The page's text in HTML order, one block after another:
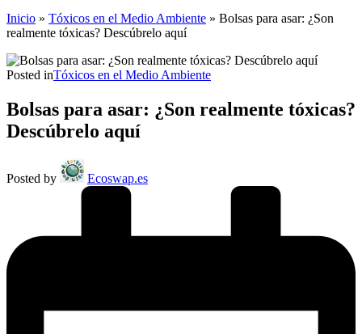
Inicio » Tóxicos en el Medio Ambiente » Bolsas para asar: ¿Son
realmente tóxicas? Descúbrelo aquí
Posted inTóxicos en el Medio Ambiente
Bolsas para asar: ¿Son realmente tóxicas?
Descúbrelo aquí
Posted by Ecoswap.es